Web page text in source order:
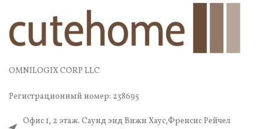
OMNILOGIX CORP LLC
Регистрационный номер: 238695
Офис 1, 2 этаж. Саунд энд Вижн Хаус,Френсис Рейчел